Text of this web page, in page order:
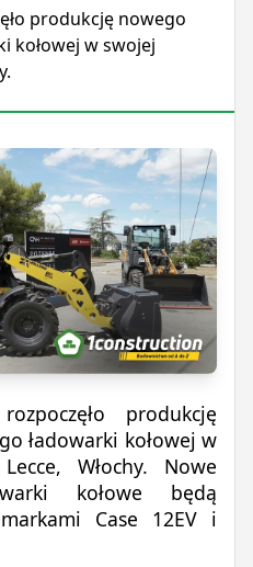
produkcję nowego
kołowej w swojej
produkcję
ładowarki kołowej w
Włochy. Nowe
kołowe będą
Case 12EV i